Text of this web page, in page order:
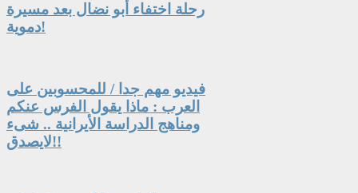
رحلة اختفاء أبو نضال بعد مسيرة
دموية!
فيديو مهم جدا / للمحسوبين على
العرب : ماذا يقول الفرس عنكم
ومناهج الدراسة الأيرانية .. شىء
لايصدق!!